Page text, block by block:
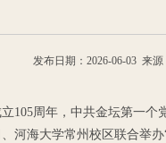
发布日期：2026-06-03 来
105周年，中共金坛第一
河海大学常州校区联合举